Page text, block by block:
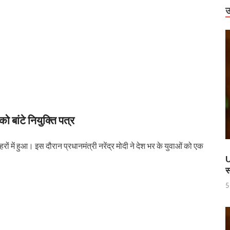
बांटे नियुक्ति पत्र
में हुआ। इस दौरान प्रधानमंत्री नरेंद्र मोदी ने देश भर के युवाओं को एक